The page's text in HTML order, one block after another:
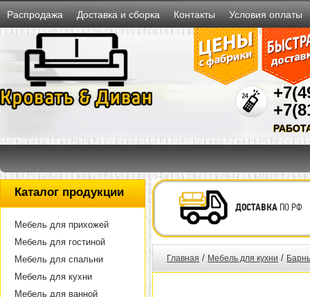
Распродажа Доставка и сборка Контакты Условия оплаты
Каталог продукции
Мебель для прихожей
Мебель для гостиной
Мебель для спальни
Мебель для кухни
Мебель для ванной
ДОСТАВКАПО РФ
Главная / Мебель для кухни /